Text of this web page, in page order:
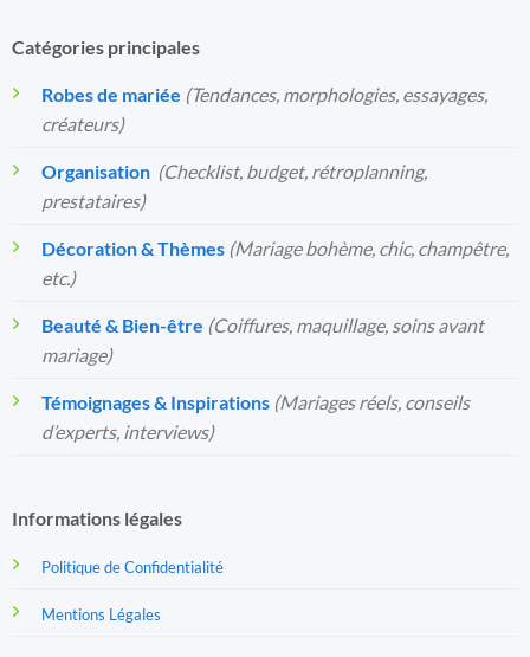
Catégories principales
Robes de mariée (Tendances, morphologies, essayages,
créateurs)
Organisation️ (Checklist, budget, rétroplanning,
prestataires)
Décoration & Thèmes (Mariage bohème, chic, champêtre,
etc.)
Beauté & Bien-être (Coiffures, maquillage, soins avant
mariage)
Témoignages & Inspirations (Mariages réels, conseils
d’experts, interviews)
Informations légales
Politique de Confidentialité
Mentions Légales